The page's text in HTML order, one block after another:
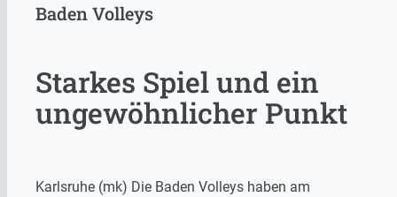
Baden Volleys
Starkes Spiel und ein
ungewöhnlicher Punkt
Karlsruhe (mk) Die Baden Volleys haben am